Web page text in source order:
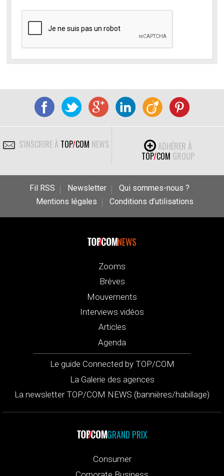
S'INSCRIRE À TOP/COM NEWS
ADHÉRER À
TOP/COM GROUP
Fil RSS Newsletter
Qui sommes-nous ?
Mentions légales
Conditions d’utilisations
NEWS
Zooms
Brèves
Mouvements
Interviews vidéos
Articles
Agenda
Le guide Connected by TOP/COM
La Galerie des agences
La newsletter TOP/COM NEWS (bannières/habillage)
GRAND PRIX
Consumer